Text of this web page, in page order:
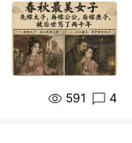
591 4